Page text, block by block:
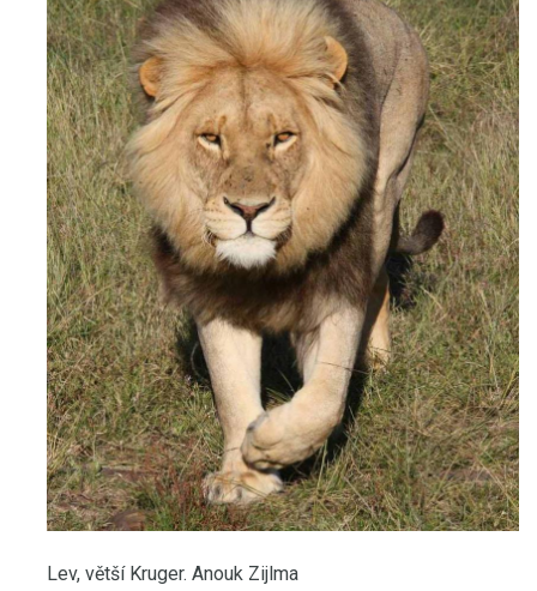
Lev, větší Kruger. Anouk Zijlma